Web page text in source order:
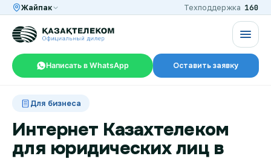
Жайпак Техподдержка 160
Написать в WhatsApp Оставить заявку
Для бизнеса
Интернет Казахтелеком
для юридических лиц в